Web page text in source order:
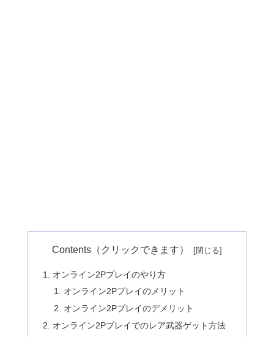
Contents（クリックできます）
オンライン2Pプレイのやり方
オンライン2Pプレイのメリット
オンライン2Pプレイのデメリット
オンライン2Pプレイでのレア武器ゲット方法